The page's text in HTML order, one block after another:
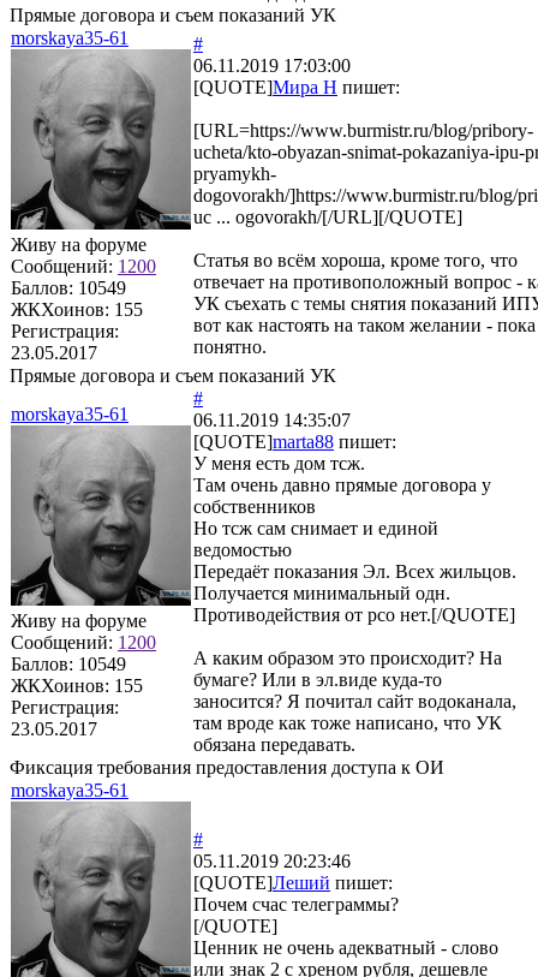
Прямые договора и съем показаний УК
morskaya35-61
Живу на форуме
Сообщений: 1200
Баллов: 10549
ЖКХоинов: 155
Регистрация:
23.05.2017
#
06.11.2019 17:03:00
[QUOTE]Мира Н пишет:
[URL=https://www.burmistr.ru/blog/pribory-
ucheta/kto-obyazan-snimat-pokazaniya-ipu-
pryamykh-
dogovorakh/]https://www.burmistr.ru/blog/
uc ... ogovorakh/[/URL][/QUOTE]
Статья во всём хороша, кроме того, что
отвечает на противоположный вопрос -
УК съехать с темы снятия показаний
вот как настоять на таком желании -
понятно.
Прямые договора и съем показаний УК
morskaya35-61
Живу на форуме
Сообщений: 1200
Баллов: 10549
ЖКХоинов: 155
Регистрация:
23.05.2017
#
06.11.2019 14:35:07
[QUOTE]marta88 пишет:
У меня есть дом тсж.
Там очень давно прямые договора у
собственников
Но тсж сам снимает и единой
ведомостью
Передаёт показания Эл. Всех жильцов.
Получается минимальный одн.
Противодействия от рсо нет.[/QUOTE]
А каким образом это происходит? На
бумаге? Или в эл.виде куда-то
заносится? Я почитал сайт водоканала,
там вроде как тоже написано, что УК
обязана передавать.
Фиксация требования предоставления доступа к ОИ
morskaya35-61
#
05.11.2019 20:23:46
[QUOTE]Леший пишет:
Почем счас телеграммы?
[/QUOTE]
Ценник не очень адекватный - слово
или знак 2 с хреном рубля, дешевле